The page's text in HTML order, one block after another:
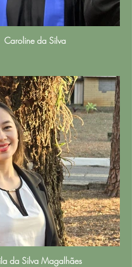
Caroline da Silva
da Silva Magalhães